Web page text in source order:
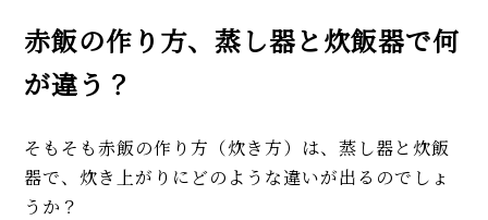
赤飯の作り方、蒸し器と炊飯器で何
が違う？
そもそも赤飯の作り方（炊き方）は、蒸し器と炊飯
器で、炊き上がりにどのような違いが出るのでしょ
うか？